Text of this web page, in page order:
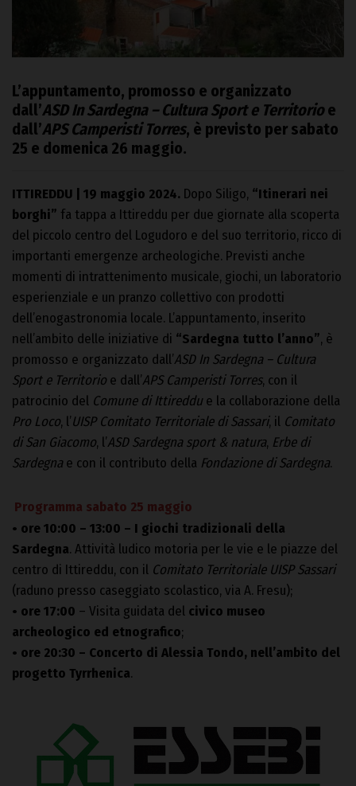
L’appuntamento, promosso e organizzato
dall’ASD In Sardegna – Cultura Sport e Territorioe
dall’APS Camperisti Torres, è previsto per sabato
25 e domenica 26 maggio.
ITTIREDDU | 19 maggio 2024. Dopo Siligo, “Itinerari nei
borghi” fa tappa a Ittireddu per due giornate alla scoperta
del piccolo centro del Logudoro e del suo territorio, ricco di
importanti emergenze archeologiche. Previsti anche
momenti di intrattenimento musicale, giochi, un laboratorio
esperienziale e un pranzo collettivo con prodotti
dell’enogastronomia locale. L’appuntamento, inserito
nell’ambito delle iniziative di “Sardegna tutto l’anno”, è
promosso e organizzato dall’ASD In Sardegna – Cultura
Sport e Territorio e dall’APS Camperisti Torres, con il
patrocinio del Comune di Ittireddu e la collaborazione della
Pro Loco, l’UISP Comitato Territoriale di Sassari, il Comitato
di San Giacomo, l’ASD Sardegna sport & natura, Erbe di
Sardegna e con il contributo della Fondazione di Sardegna.
Programma sabato 25 maggio
• ore 10:00 – 13:00 – I giochi tradizionali della
Sardegna. Attività ludico motoria per le vie e le piazze del
centro di Ittireddu, con il Comitato Territoriale UISP Sassari
(raduno presso caseggiato scolastico, via A. Fresu);
• ore 17:00 – Visita guidata del civico museo
archeologico ed etnografico;
• ore 20:30 – Concerto di Alessia Tondo, nell’ambito del
progetto Tyrrhenica.